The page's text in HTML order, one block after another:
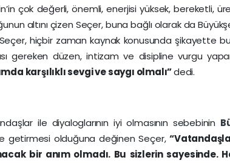
çok değerli, önemli, enerjisi yüksek, bereketli,
altını çizen Seçer, buna bağlı olarak da
hiçbir zaman kaynak konusunda şikayette
gereken düzen, intizam ve disipline vurgu
karşılıklı sevgi ve saygı olmalı”dedi.
ile diyaloglarının iyi olmasının sebebinin
getirmesi olduğuna değinen Seçer,
bir anım olmadı. Bu sizlerin sayesinde.